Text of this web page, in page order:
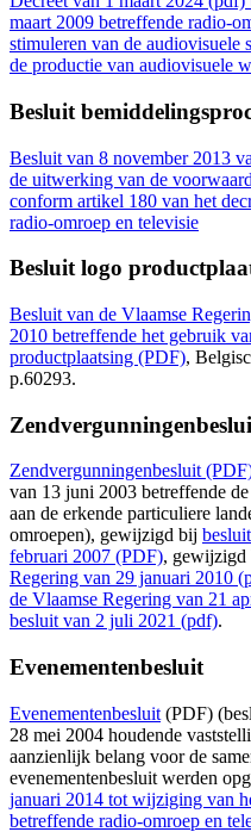
maart 2009 betreffende radio-
stimuleren van de audiovisuele
de productie van audiovisuele
Besluit
Besluit van 8 november 2013
de uitwerking van de
conform artikel 180 van het
radio-omroep en televisie
Besluit logo
Besluit van de Vlaamse
2010 betreffende het gebruik
productplaatsing (PDF),
p.60293.
Zendvergunningenbesluit
van 13 juni 2003 betreffende
aan de erkende particuliere
omroepen), gewijzigd bij
februari 2007 (PDF), gewijzigd
Regering van 29 januari 2010
de Vlaamse Regering van 21
besluit van 2 juli 2021 (pdf).
Evenementenbesluit
Evenementenbesluit (PDF)
28 mei 2004 houdende
aanzienlijk belang voor de
evenementenbesluit werden
januari 2014 tot wijziging van
betreffende radio-omroep en